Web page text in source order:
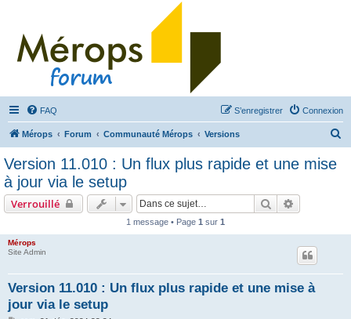
FAQ Connexion
S’enregistrer
Mérops Forum Communauté Mérops Versions
Version 11.010 : Un flux plus rapide et une mise
à jour via le setup
Verrouillé Rechercher
1 message • Page 1 sur 1
Mérops
Site Admin
Version 11.010 : Un flux plus rapide et une mise à
jour via le setup